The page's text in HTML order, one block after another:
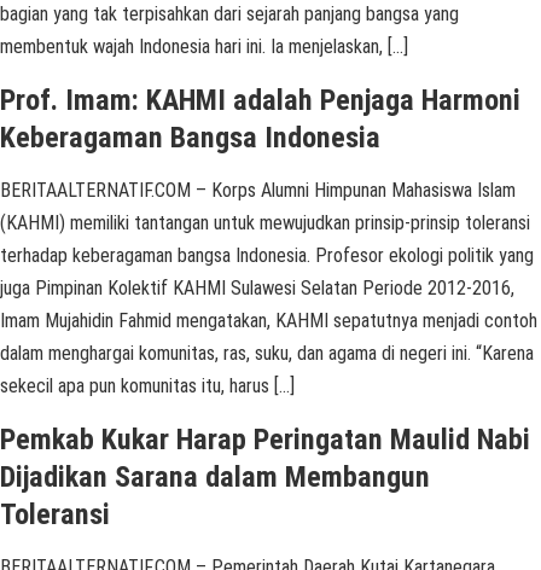
bagian yang tak terpisahkan dari sejarah panjang bangsa yang
membentuk wajah Indonesia hari ini. Ia menjelaskan, […]
Prof. Imam: KAHMI adalah Penjaga Harmoni
Keberagaman Bangsa Indonesia
BERITAALTERNATIF.COM – Korps Alumni Himpunan Mahasiswa Islam
(KAHMI) memiliki tantangan untuk mewujudkan prinsip-prinsip toleransi
terhadap keberagaman bangsa Indonesia. Profesor ekologi politik yang
juga Pimpinan Kolektif KAHMI Sulawesi Selatan Periode 2012-2016,
Imam Mujahidin Fahmid mengatakan, KAHMI sepatutnya menjadi contoh
dalam menghargai komunitas, ras, suku, dan agama di negeri ini. “Karena
sekecil apa pun komunitas itu, harus […]
Pemkab Kukar Harap Peringatan Maulid Nabi
Dijadikan Sarana dalam Membangun
Toleransi